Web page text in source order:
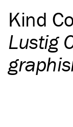
Kind
Lustig